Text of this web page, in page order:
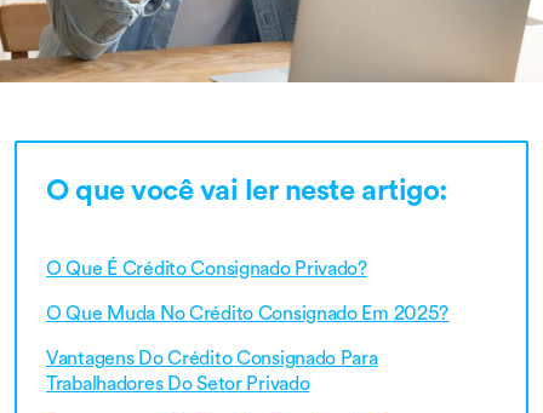
O que você vai ler neste artigo:
O Que É Crédito Consignado Privado?
O Que Muda No Crédito Consignado Em 2025?
Vantagens Do Crédito Consignado Para
Trabalhadores Do Setor Privado